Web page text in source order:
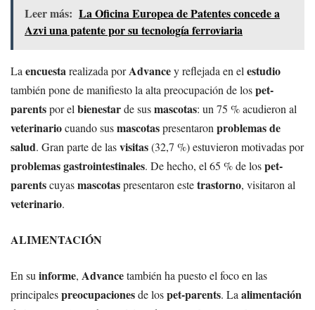
Leer más: La Oficina Europea de Patentes concede a
Azvi una patente por su tecnología ferroviaria
La encuestarealizada porAdvancey reflejada en el estudio
también pone de manifiesto la alta preocupación de lospet-
parentspor el bienestarde susmascotas: un 75 % acudieron al
veterinariocuando susmascotaspresentaron problemas de
salud. Gran parte de lasvisitas(32,7 %) estuvieron motivadas por
problemas gastrointestinales. De hecho, el 65 % de lospet-
parentscuyasmascotaspresentaron estetrastorno, visitaron al
veterinario.
ALIMENTACIÓN
En su informe, Advancetambién ha puesto el foco en las
principalespreocupacionesde lospet-parents. La alimentación